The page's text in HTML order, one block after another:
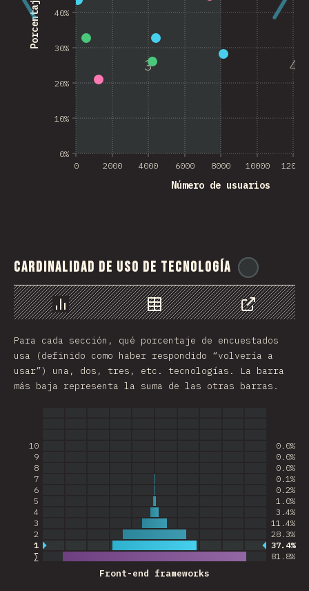
3 4
0 2000 4000 6000 8000 10000 12000
Número de usuarios
0%
10%
20%
30%
40%
Cardinalidad de uso de tecnología
Gráfico Datos
Compartir
Para cada sección, qué porcentaje de encuestados
usa (definido como haber respondido “volvería a
usar”) una, dos, tres, etc. tecnologías. La barra
más baja representa la suma de las otras barras.
Front-end frameworks
∑ 81.8%
1 37.4%
2 28.3%
3 11.4%
4 3.4%
5 1.0%
6 0.2%
7 0.1%
8 0.0%
9 0.0%
10 0.0%